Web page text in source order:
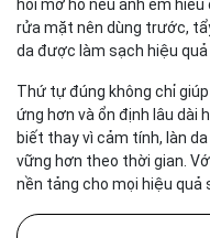
hỏi mơ hồ nếu anh em
rửa mặt nên dùng trước,
da được làm sạch hiệu quả
Thứ tự đúng không chỉ
ứng hơn và ổn định lâu dài
biết thay vì cảm tính, làn
vững hơn theo thời gian.
nền tảng cho mọi hiệu quả